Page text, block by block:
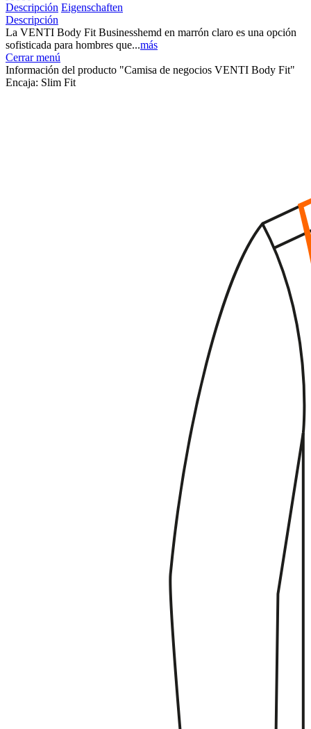
Descripción Eigenschaften
Descripción
La VENTI Body Fit Businesshemd en marrón claro es una opción
sofisticada para hombres que...más
Cerrar menú
Información del producto "Camisa de negocios VENTI Body Fit"
Encaja: Slim Fit